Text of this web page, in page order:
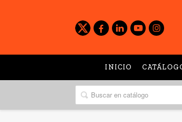
INICIO